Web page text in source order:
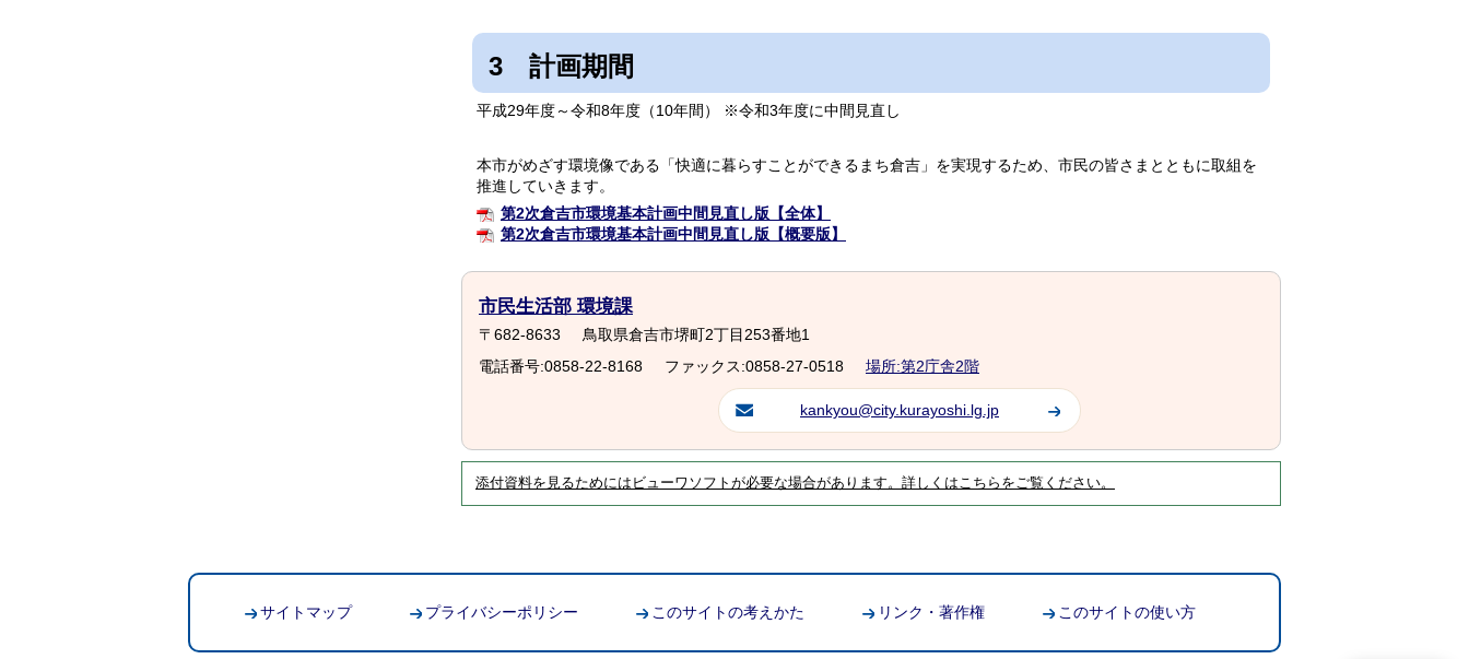
3 計画期間
平成29年度～令和8年度（10年間） ※令和3年度に中間見直し
本市がめざす環境像である「快適に暮らすことができるまち倉吉」を実現するため、市民の皆さまとともに取組を
推進していきます。
第2次倉吉市環境基本計画中間見直し版【全体】
第2次倉吉市環境基本計画中間見直し版【概要版】
市民生活部 環境課
〒682-8633
鳥取県倉吉市堺町2丁目253番地1
電話番号:0858-22-8168
ファックス:0858-27-0518 場所:第2庁舎2階
kankyou@city.kurayoshi.lg.jp
添付資料を見るためにはビューワソフトが必要な場合があります。詳しくはこちらをご覧ください。
サイトマップ プライバシーポリシー このサイトの考えかた リンク・著作権 このサイトの使い方